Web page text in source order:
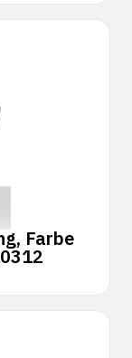
Farbe